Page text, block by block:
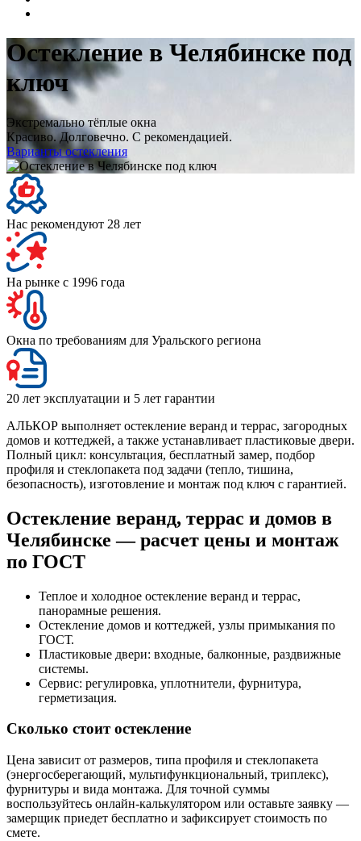
Остекление в Челябинске под
ключ
Экстремально тёплые окна
Красиво. Долговечно. С рекомендацией.
Варианты остекления
Нас рекомендуют 28 лет
На рынке с 1996 года
Окна по требованиям для Уральского региона
20 лет эксплуатации и 5 лет гарантии
АЛЬКОР выполняет остекление веранд и террас, загородных
домов и коттеджей, а также устанавливает пластиковые двери.
Полный цикл: консультация, бесплатный замер, подбор
профиля и стеклопакета под задачи (тепло, тишина,
безопасность), изготовление и монтаж под ключ с гарантией.
Остекление веранд, террас и домов в
Челябинске — расчет цены и монтаж
по ГОСТ
Теплое и холодное остекление веранд и террас,
панорамные решения.
Остекление домов и коттеджей, узлы примыкания по
ГОСТ.
Пластиковые двери: входные, балконные, раздвижные
системы.
Сервис: регулировка, уплотнители, фурнитура,
герметизация.
Сколько стоит остекление
Цена зависит от размеров, типа профиля и стеклопакета
(энергосберегающий, мультифункциональный, триплекс),
фурнитуры и вида монтажа. Для точной суммы
воспользуйтесь онлайн-калькулятором или оставьте заявку —
замерщик приедет бесплатно и зафиксирует стоимость по
смете.